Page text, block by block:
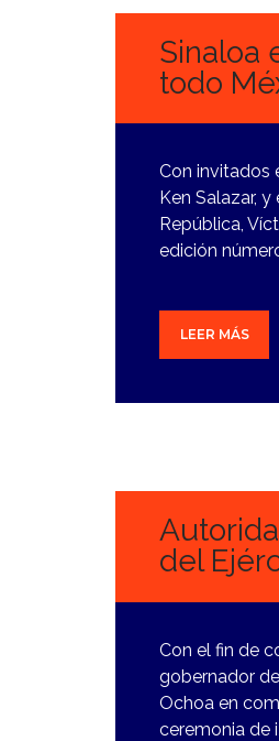
Sinaloa
todo
Con invitados
Ken Salazar,
República,
edición
LEER MÁS
del
Con el fin de
gobernador
Ochoa en
ceremonia de